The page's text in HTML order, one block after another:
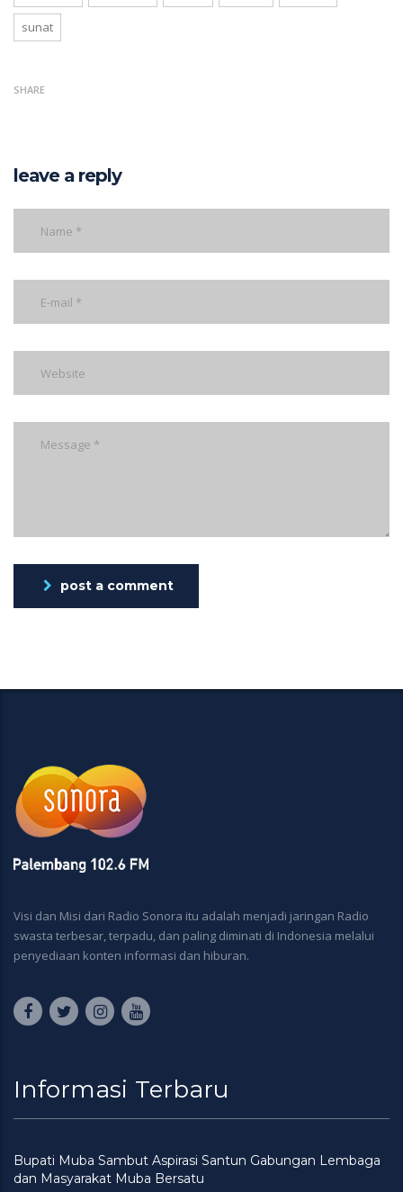
sunat
SHARE
leave a reply
post a comment
Visi dan Misi dari Radio Sonora itu adalah menjadi jaringan Radio
swasta terbesar, terpadu, dan paling diminati di Indonesia melalui
penyediaan konten informasi dan hiburan.
Informasi Terbaru
Bupati Muba Sambut Aspirasi Santun Gabungan Lembaga
dan Masyarakat Muba Bersatu